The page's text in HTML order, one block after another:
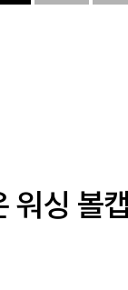
워싱 볼